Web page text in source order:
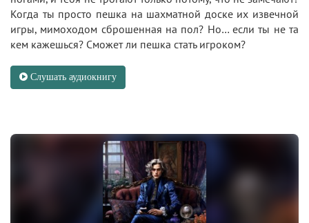
Когда ты просто пешка на шахматной доске их извечной
игры, мимоходом сброшенная на пол? Но… если ты не та
кем кажешься? Сможет ли пешка стать игроком?
Слушать аудиокнигу